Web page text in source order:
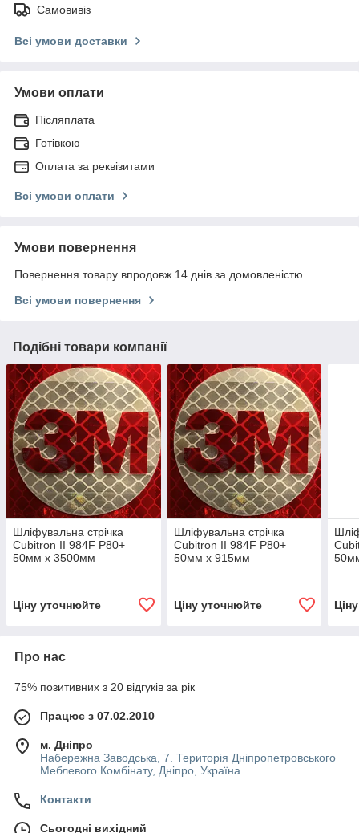
Самовивіз
Всі умови доставки
Умови оплати
Післяплата
Готівкою
Оплата за реквізитами
Всі умови оплати
Умови повернення
Повернення товару впродовж 14 днів за домовленістю
Всі умови повернення
Подібні товари компанії
Шліфувальна стрічка
Cubitron II 984F P80+
50мм х 3500мм
Ціну уточнюйте
Шліфувальна стрічка
Cubitron II 984F P80+
50мм х 915мм
Ціну уточнюйте
Про нас
75% позитивних з 20 відгуків за рік
Працює з 07.02.2010
м. Дніпро
Набережна Заводська, 7. Територія Дніпропетровського
Меблевого Комбінату, Дніпро, Україна
Контакти
Сьогодні вихідний